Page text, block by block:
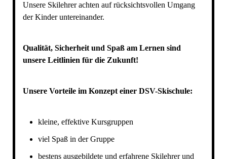
Unsere Skilehrer achten auf rücksichtsvollen Umgang
der Kinder untereinander.
Qualität, Sicherheit und Spaß am Lernen sind
unsere Leitlinien für die Zukunft!
Unsere Vorteile im Konzept einer DSV-Skischule:
kleine, effektive Kursgruppen
viel Spaß in der Gruppe
bestens ausgebildete und erfahrene Skilehrer und